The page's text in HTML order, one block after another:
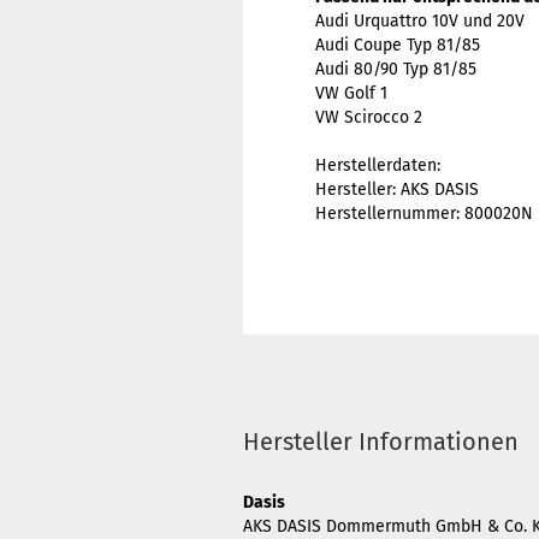
Audi Urquattro 10V und 20V
Audi Coupe Typ 81/85
Audi 80/90 Typ 81/85
VW Golf 1
VW Scirocco 2
Herstellerdaten:
Hersteller: AKS DASIS
Herstellernummer: 800020N
Hersteller Informationen
Dasis
AKS DASIS Dommermuth GmbH & Co.